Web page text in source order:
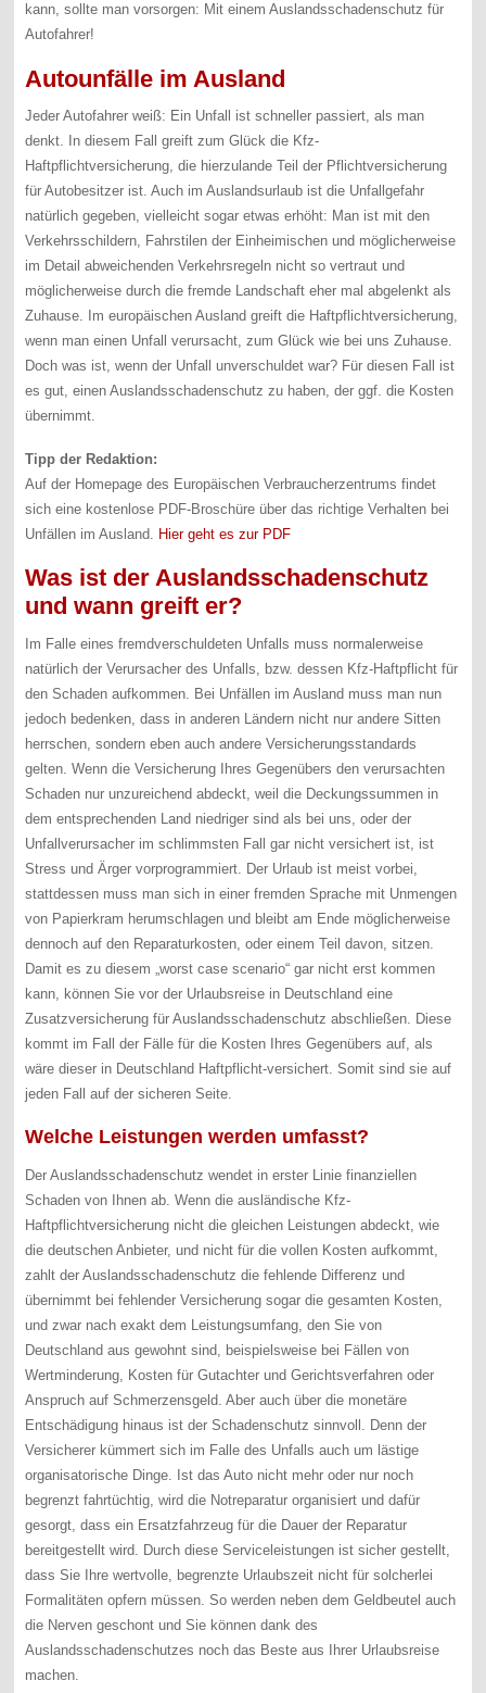
kann, sollte man vorsorgen: Mit einem Auslandsschadenschutz für
Autofahrer!
Autounfälle im Ausland
Jeder Autofahrer weiß: Ein Unfall ist schneller passiert, als man
denkt. In diesem Fall greift zum Glück die Kfz-
Haftpflichtversicherung, die hierzulande Teil der Pflichtversicherung
für Autobesitzer ist. Auch im Auslandsurlaub ist die Unfallgefahr
natürlich gegeben, vielleicht sogar etwas erhöht: Man ist mit den
Verkehrsschildern, Fahrstilen der Einheimischen und möglicherweise
im Detail abweichenden Verkehrsregeln nicht so vertraut und
möglicherweise durch die fremde Landschaft eher mal abgelenkt als
Zuhause. Im europäischen Ausland greift die Haftpflichtversicherung,
wenn man einen Unfall verursacht, zum Glück wie bei uns Zuhause.
Doch was ist, wenn der Unfall unverschuldet war? Für diesen Fall ist
es gut, einen Auslandsschadenschutz zu haben, der ggf. die Kosten
übernimmt.
Tipp der Redaktion:
Auf der Homepage des Europäischen Verbraucherzentrums findet
sich eine kostenlose PDF-Broschüre über das richtige Verhalten bei
Unfällen im Ausland. Hier geht es zur PDF
Was ist der Auslandsschadenschutz
und wann greift er?
Im Falle eines fremdverschuldeten Unfalls muss normalerweise
natürlich der Verursacher des Unfalls, bzw. dessen Kfz-Haftpflicht für
den Schaden aufkommen. Bei Unfällen im Ausland muss man nun
jedoch bedenken, dass in anderen Ländern nicht nur andere Sitten
herrschen, sondern eben auch andere Versicherungsstandards
gelten. Wenn die Versicherung Ihres Gegenübers den verursachten
Schaden nur unzureichend abdeckt, weil die Deckungssummen in
dem entsprechenden Land niedriger sind als bei uns, oder der
Unfallverursacher im schlimmsten Fall gar nicht versichert ist, ist
Stress und Ärger vorprogrammiert. Der Urlaub ist meist vorbei,
stattdessen muss man sich in einer fremden Sprache mit Unmengen
von Papierkram herumschlagen und bleibt am Ende möglicherweise
dennoch auf den Reparaturkosten, oder einem Teil davon, sitzen.
Damit es zu diesem „worst case scenario“ gar nicht erst kommen
kann, können Sie vor der Urlaubsreise in Deutschland eine
Zusatzversicherung für Auslandsschadenschutz abschließen. Diese
kommt im Fall der Fälle für die Kosten Ihres Gegenübers auf, als
wäre dieser in Deutschland Haftpflicht-versichert. Somit sind sie auf
jeden Fall auf der sicheren Seite.
Welche Leistungen werden umfasst?
Der Auslandsschadenschutz wendet in erster Linie finanziellen
Schaden von Ihnen ab. Wenn die ausländische Kfz-
Haftpflichtversicherung nicht die gleichen Leistungen abdeckt, wie
die deutschen Anbieter, und nicht für die vollen Kosten aufkommt,
zahlt der Auslandsschadenschutz die fehlende Differenz und
übernimmt bei fehlender Versicherung sogar die gesamten Kosten,
und zwar nach exakt dem Leistungsumfang, den Sie von
Deutschland aus gewohnt sind, beispielsweise bei Fällen von
Wertminderung, Kosten für Gutachter und Gerichtsverfahren oder
Anspruch auf Schmerzensgeld. Aber auch über die monetäre
Entschädigung hinaus ist der Schadenschutz sinnvoll. Denn der
Versicherer kümmert sich im Falle des Unfalls auch um lästige
organisatorische Dinge. Ist das Auto nicht mehr oder nur noch
begrenzt fahrtüchtig, wird die Notreparatur organisiert und dafür
gesorgt, dass ein Ersatzfahrzeug für die Dauer der Reparatur
bereitgestellt wird. Durch diese Serviceleistungen ist sicher gestellt,
dass Sie Ihre wertvolle, begrenzte Urlaubszeit nicht für solcherlei
Formalitäten opfern müssen. So werden neben dem Geldbeutel auch
die Nerven geschont und Sie können dank des
Auslandsschadenschutzes noch das Beste aus Ihrer Urlaubsreise
machen.